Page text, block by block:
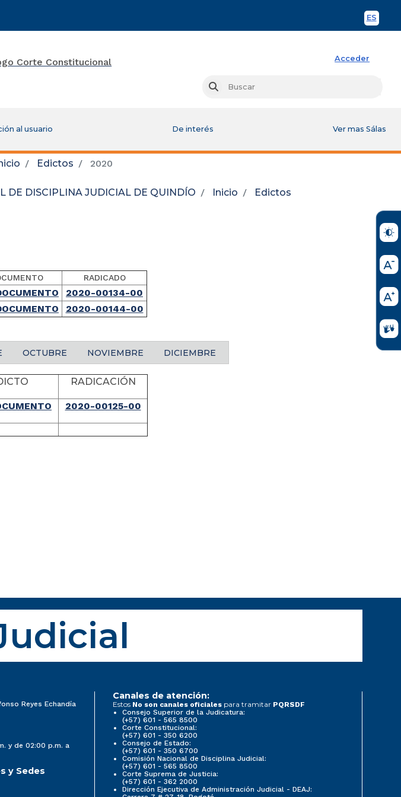
ES
Acceder
Buscar
al usuario De interés Ver mas Sálas
Edictos 2020
DE DISCIPLINA JUDICIAL DE QUINDÍO Inicio
Edictos
RADICADO
2020-00134-00
2020-00144-00
OCTUBRE NOVIEMBRE DICIEMBRE
RADICACIÓN
2020-00125-00
Reyes Echandía
y de 02:00 p.m. a
y Sedes
Canales de atención:
Estos No son canales oficiales para tramitar PQRSDF
Consejo Superior de la Judicatura:
(+57) 601 - 565 8500
Corte Constitucional:
(+57) 601 - 350 6200
Consejo de Estado:
(+57) 601 - 350 6700
Comisión Nacional de Disciplina Judicial:
(+57) 601 - 565 8500
Corte Suprema de Justicia:
(+57) 601 - 362 2000
Dirección Ejecutiva de Administración Judicial - DEAJ: